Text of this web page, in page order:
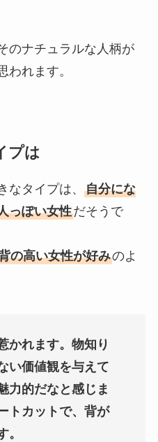
のナチュラルな人柄が
われます。
プは
なタイプは、 自分にな
っぽい女性だそうで
の高い女性が好みのよ
かれます。物知り
い価値観を与えて
力的だなと感じま
トカットで、背が
。